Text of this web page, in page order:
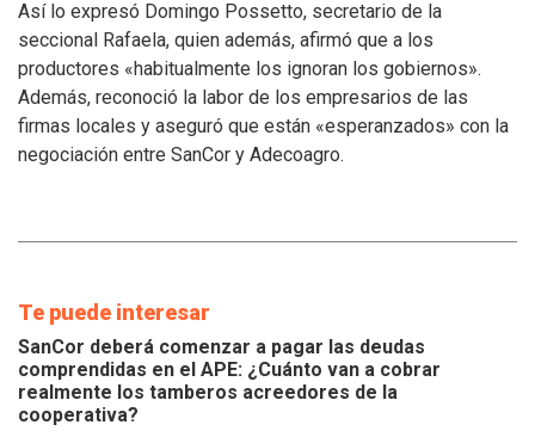
se
atiendan
inconvenientes
de
los
tamberos
Así lo expresó Domingo Possetto, secretario de la
seccional Rafaela, quien además, afirmó que a los
productores «habitualmente los ignoran los gobiernos».
Además, reconoció la labor de los empresarios de las
firmas locales y aseguró que están «esperanzados» con la
negociación entre SanCor y Adecoagro.
Te puede interesar
SanCor deberá comenzar a pagar las deudas
comprendidas en el APE: ¿Cuánto van a cobrar
realmente los tamberos acreedores de la
cooperativa?